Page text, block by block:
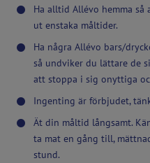
Ha alltid Allévo hemma
ut enstaka måltider.
Ha några Allévo bars/
så undviker du lättare de
att stoppa i sig onyttiga
Ingenting är förbjudet,
Ät din måltid långsamt.
ta mat en gång till,
stund.